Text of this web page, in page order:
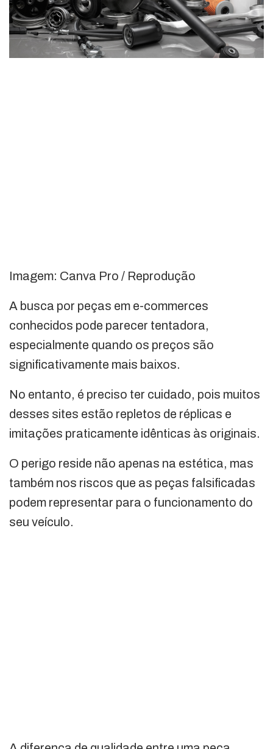
Imagem: Canva Pro / Reprodução
A busca por peças em e-commerces
conhecidos pode parecer tentadora,
especialmente quando os preços são
significativamente mais baixos.
No entanto, é preciso ter cuidado, pois muitos
desses sites estão repletos de réplicas e
imitações praticamente idênticas às originais.
O perigo reside não apenas na estética, mas
também nos riscos que as peças falsificadas
podem representar para o funcionamento do
seu veículo.